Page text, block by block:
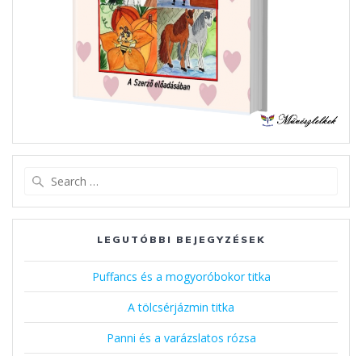
LEGUTÓBBI BEJEGYZÉSEK
Puffancs és a mogyoróbokor titka
A tölcsérjázmin titka
Panni és a varázslatos rózsa